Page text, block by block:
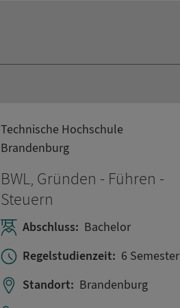
Technische Hochschule
Brandenburg
BWL, Gründen - Führen -
Steuern
Abschluss: Bachelor
Regelstudienzeit: 6 Semester
Standort: Brandenburg